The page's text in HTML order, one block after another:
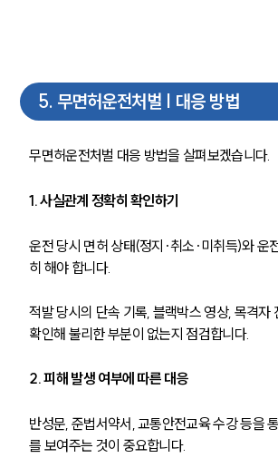
5. 무면허운전처벌 | 대응 방법
무면허운전처벌 대응 방법을 살펴보겠습니다.
1. 사실관계 정확히 확인하기
운전 당시 면허 상태(정지·취소·미취득)와 운
히 해야 합니다.
적발 당시의 단속 기록, 블랙박스 영상, 목격자
확인해 불리한 부분이 없는지 점검합니다.
2. 피해 발생 여부에 따른 대응
반성문, 준법서약서, 교통안전교육 수강 등을
를 보여주는 것이 중요합니다.